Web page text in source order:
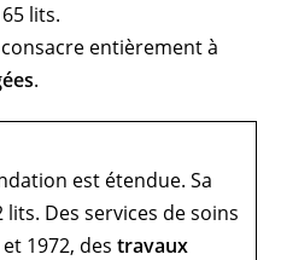
lits.
entièrement à
.
est étendue. Sa
Des services de soins
1972, des travaux